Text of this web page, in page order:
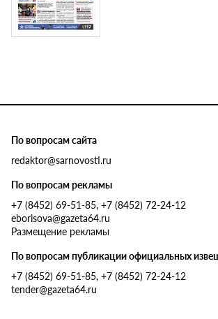
По вопросам сайта
redaktor@sarnovosti.ru
По вопросам рекламы
+7 (8452) 69-51-85, +7 (8452) 72-24-12
eborisova@gazeta64.ru
Размещение рекламы
По вопросам публикации официальных
+7 (8452) 69-51-85, +7 (8452) 72-24-12
tender@gazeta64.ru